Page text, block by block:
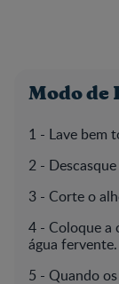
Modo de
1 - Lave bem
2 -
3 - Corte o
4 - Coloque a
água fervente.
5 - Quando